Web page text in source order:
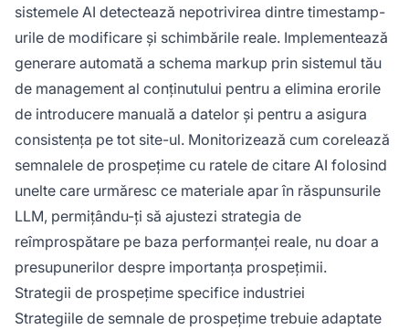
sistemele AI detectează nepotrivirea dintre timestamp-
urile de modificare și schimbările reale. Implementează
generare automată a schema markup prin sistemul tău
de management al conținutului pentru a elimina erorile
de introducere manuală a datelor și pentru a asigura
consistența pe tot site-ul. Monitorizează cum corelează
semnalele de prospețime cu ratele de citare AI folosind
unelte care urmăresc ce materiale apar în răspunsurile
LLM, permițându-ți să ajustezi strategia de
reîmprospătare pe baza performanței reale, nu doar a
presupunerilor despre importanța prospețimii.
Strategii de prospețime specifice industriei
Strategiile de semnale de prospețime trebuie adaptate